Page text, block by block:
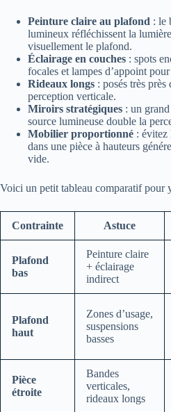
Peinture claire au plafond : le
lumineux réfléchissent la
visuellement le plafond.
Éclairage en couches : spots
focales et lampes d’appoint
Rideaux longs : posés très
perception verticale.
Miroirs stratégiques : un
source lumineuse double la
Mobilier proportionné : évitez
dans une pièce à hauteurs
vide.
Voici un petit tableau comparatif pour
Contrainte Astuce
Plafond
bas
Peinture claire
+ éclairage
indirect
Plafond
haut
Zones d’usage,
suspensions
basses
Pièce
étroite
Bandes
verticales,
rideaux longs